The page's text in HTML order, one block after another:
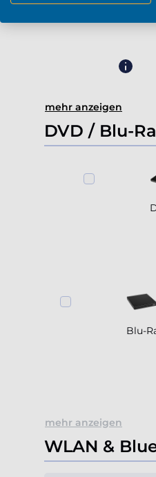
mehr anzeigen
DVD / Blu-
Blu-
mehr anzeigen
WLAN &